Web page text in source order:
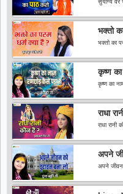
सुयोग्य वर
अगर आपको
https://
भक्तो
भक्तो का
अगर आपको
https://
कृष्ण
Stuti
कृष्ण का
अगर आपको
https://
राधा
राधा
अगर आपको
https://
अपने
Stuti Ji
अपने